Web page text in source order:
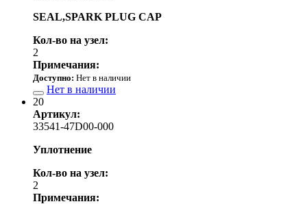
SEAL,SPARK PLUG CAP
Кол-во на узел:
2
Примечания:
Доступно: Нет в наличии
Нет в наличии
20
Артикул:
33541-47D00-000
Уплотнение
Кол-во на узел:
2
Примечания: